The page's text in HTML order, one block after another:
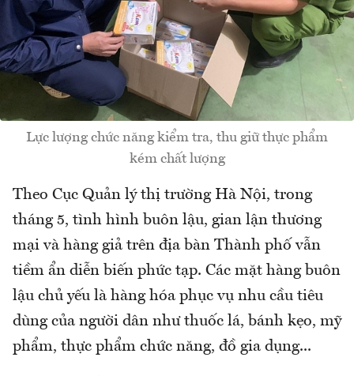
Lực lượng chức năng kiểm tra, thu giữ thực phẩm
kém chất lượng
Theo Cục Quản lý thị trường Hà Nội, trong
tháng 5, tình hình buôn lậu, gian lận thương
mại và hàng giả trên địa bàn Thành phố vẫn
tiềm ẩn diễn biến phức tạp. Các mặt hàng buôn
lậu chủ yếu là hàng hóa phục vụ nhu cầu tiêu
dùng của người dân như thuốc lá, bánh kẹo, mỹ
phẩm, thực phẩm chức năng, đồ gia dụng...